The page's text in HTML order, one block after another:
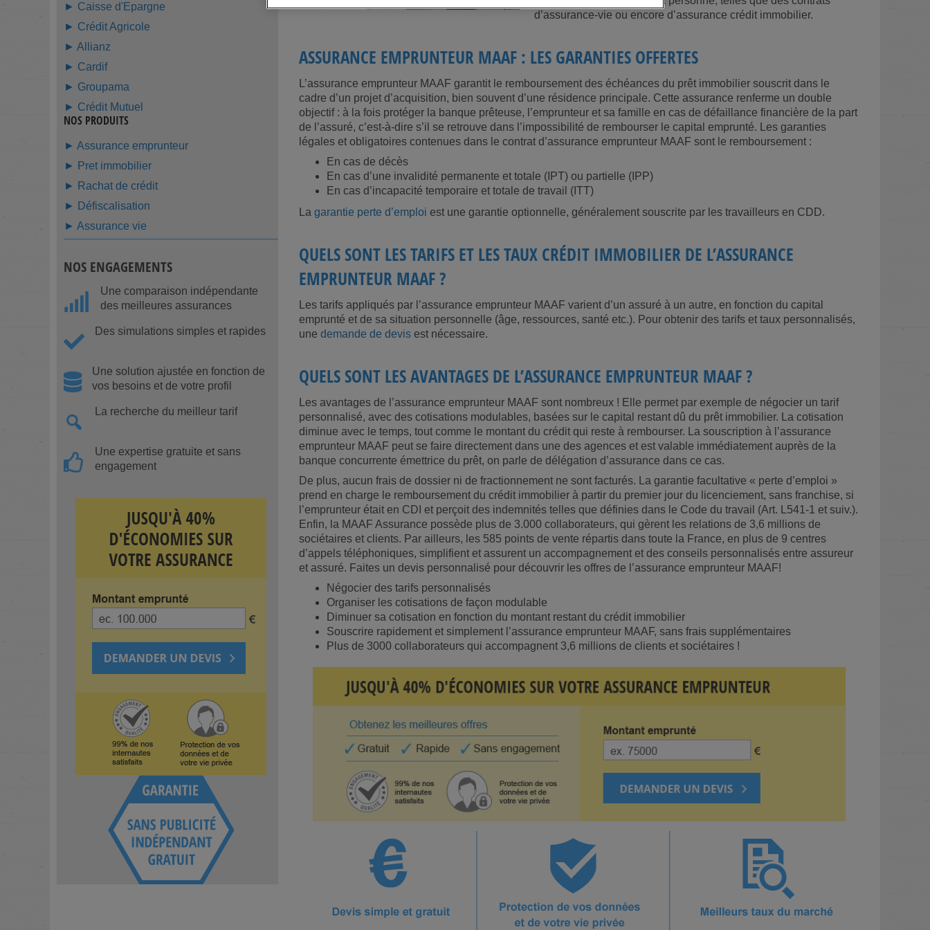
► Caisse d'Epargne
► Crédit Agricole
► Allianz
► Cardif
► Groupama
► Crédit Mutuel
NOS PRODUITS
► Assurance emprunteur
► Pret immobilier
► Rachat de crédit
► Défiscalisation
► Assurance vie
NOS ENGAGEMENTS
Une comparaison indépendante
des meilleures assurances
Des simulations simples et rapides
Une solution ajustée en fonction de
vos besoins et de votre profil
La recherche du meilleur tarif
Une expertise gratuite et sans
engagement
d’assurance-vie ou encore d’assurance crédit immobilier.
ASSURANCE EMPRUNTEUR MAAF : LES GARANTIES OFFERTES
L’assurance emprunteur MAAF garantit le remboursement des échéances du prêt immobilier souscrit dans le
cadre d’un projet d’acquisition, bien souvent d’une résidence principale. Cette assurance renferme un double
objectif : à la fois protéger la banque prêteuse, l’emprunteur et sa famille en cas de défaillance financière de la part
de l’assuré, c’est-à-dire s’il se retrouve dans l’impossibilité de rembourser le capital emprunté. Les garanties
légales et obligatoires contenues dans le contrat d’assurance emprunteur MAAF sont le remboursement :
En cas de décès
En cas d’une invalidité permanente et totale (IPT) ou partielle (IPP)
En cas d’incapacité temporaire et totale de travail (ITT)
La garantie perte d’emploi est une garantie optionnelle, généralement souscrite par les travailleurs en CDD.
QUELS SONT LES TARIFS ET LES TAUX CRÉDIT IMMOBILIER DE L’ASSURANCE
EMPRUNTEUR MAAF ?
Les tarifs appliqués par l’assurance emprunteur MAAF varient d’un assuré à un autre, en fonction du capital
emprunté et de sa situation personnelle (âge, ressources, santé etc.). Pour obtenir des tarifs et taux personnalisés,
une demande de devis est nécessaire.
QUELS SONT LES AVANTAGES DE L’ASSURANCE EMPRUNTEUR MAAF ?
Les avantages de l’assurance emprunteur MAAF sont nombreux ! Elle permet par exemple de négocier un tarif
personnalisé, avec des cotisations modulables, basées sur le capital restant dû du prêt immobilier. La cotisation
diminue avec le temps, tout comme le montant du crédit qui reste à rembourser. La souscription à l’assurance
emprunteur MAAF peut se faire directement dans une des agences et est valable immédiatement auprès de la
banque concurrente émettrice du prêt, on parle de délégation d’assurance dans ce cas.
De plus, aucun frais de dossier ni de fractionnement ne sont facturés. La garantie facultative « perte d’emploi »
prend en charge le remboursement du crédit immobilier à partir du premier jour du licenciement, sans franchise, si
l’emprunteur était en CDI et perçoit des indemnités telles que définies dans le Code du travail (Art. L541-1 et suiv.).
Enfin, la MAAF Assurance possède plus de 3.000 collaborateurs, qui gèrent les relations de 3,6 millions de
sociétaires et clients. Par ailleurs, les 585 points de vente répartis dans toute la France, en plus de 9 centres
d’appels téléphoniques, simplifient et assurent un accompagnement et des conseils personnalisés entre assureur
et assuré. Faites un devis personnalisé pour découvrir les offres de l’assurance emprunteur MAAF!
Négocier des tarifs personnalisés
Organiser les cotisations de façon modulable
Diminuer sa cotisation en fonction du montant restant du crédit immobilier
Souscrire rapidement et simplement l’assurance emprunteur MAAF, sans frais supplémentaires
Plus de 3000 collaborateurs qui accompagnent 3,6 millions de clients et sociétaires !